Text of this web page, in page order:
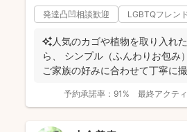
発達凸凹相談歓迎 LGBTQフレン
✨人気のカゴや植物を取り入れ
ら、 シンプル（ふんわりお包み
ご家族の好みに合わせて丁寧に
予約承諾率： 91% 最終アクティ